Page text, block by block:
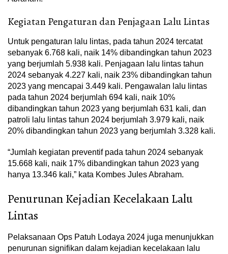
Kegiatan Pengaturan dan Penjagaan Lalu Lintas
Untuk pengaturan lalu lintas, pada tahun 2024 tercatat
sebanyak 6.768 kali, naik 14% dibandingkan tahun 2023
yang berjumlah 5.938 kali. Penjagaan lalu lintas tahun
2024 sebanyak 4.227 kali, naik 23% dibandingkan tahun
2023 yang mencapai 3.449 kali. Pengawalan lalu lintas
pada tahun 2024 berjumlah 694 kali, naik 10%
dibandingkan tahun 2023 yang berjumlah 631 kali, dan
patroli lalu lintas tahun 2024 berjumlah 3.979 kali, naik
20% dibandingkan tahun 2023 yang berjumlah 3.328 kali.
“Jumlah kegiatan preventif pada tahun 2024 sebanyak
15.668 kali, naik 17% dibandingkan tahun 2023 yang
hanya 13.346 kali,” kata Kombes Jules Abraham.
Penurunan Kejadian Kecelakaan Lalu
Lintas
Pelaksanaan Ops Patuh Lodaya 2024 juga menunjukkan
penurunan signifikan dalam kejadian kecelakaan lalu